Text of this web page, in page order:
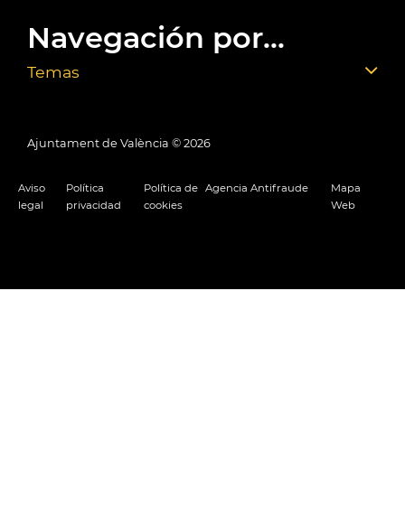
Navegación por...
Temas
Ajuntament de València © 2026
Aviso
legal
Política
privacidad
Política de
cookies
Agencia Antifraude
Mapa
Web